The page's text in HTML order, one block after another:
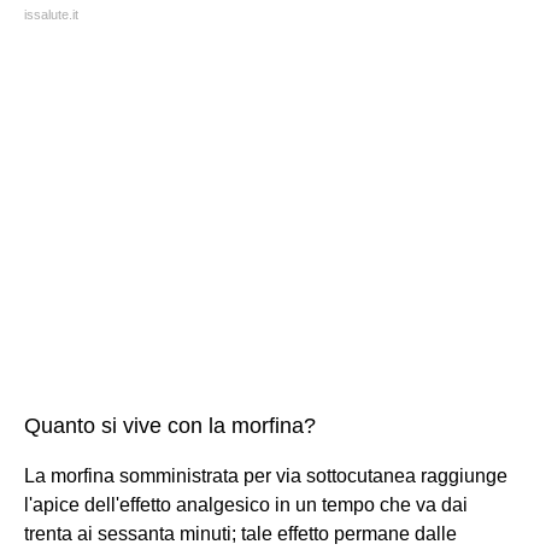
issalute.it
Quanto si vive con la morfina?
La morfina somministrata per via sottocutanea raggiunge
l'apice dell'effetto analgesico in un tempo che va dai
trenta ai sessanta minuti; tale effetto permane dalle